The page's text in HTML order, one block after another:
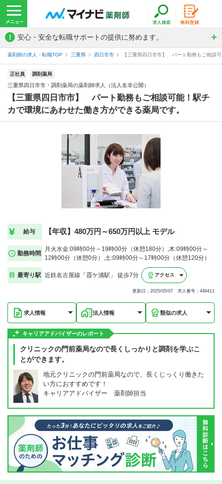
! 安心・安全な転職サポートの提供に努めます。
薬剤師の求人・転職TOP 三重県 四日市市 【三重県四日市市】 パート勤務もご相談
正社員 調剤薬局
三重県四日市市・調剤薬局の薬剤師求人（法人名非公開）
【三重県四日市市】 パート勤務もご相談可能！駅チ
カで環境にあわせた働き方ができる薬局です。
給与 【年収】480万円～650万円以上 モデル
勤務時間
月火水金:09時00分～19時00分（休憩180分）,木:09時00分～
12時00分（休憩0分）,土:09時00分～17時00分（休憩120分）
最寄り駅 近鉄名古屋線「霞ケ浦駅」 徒歩7分 アクセス
更新日：2025/05/07 求人番号：449411
求人情報 法人情報 類似の求人
キャリアアドバイザーのレポート
クリニックの門前薬局なので長くしっかりと調剤を学ぶこ
とができます。
地元クリニックの門前薬局なので、長くじっくり働きた
い方におすすめです！
キャリアアドバイザー 薬剤師担当